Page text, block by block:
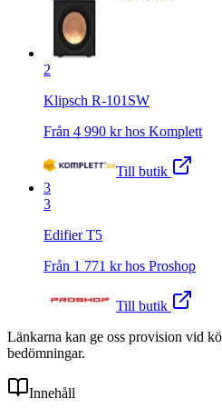
2
Klipsch R-101SW
Från 4 990 kr hos Komplett
Till butik
3
3
Edifier T5
Från 1 771 kr hos Proshop
Till butik
Länkarna kan ge oss provision vid
bedömningar.
Innehåll